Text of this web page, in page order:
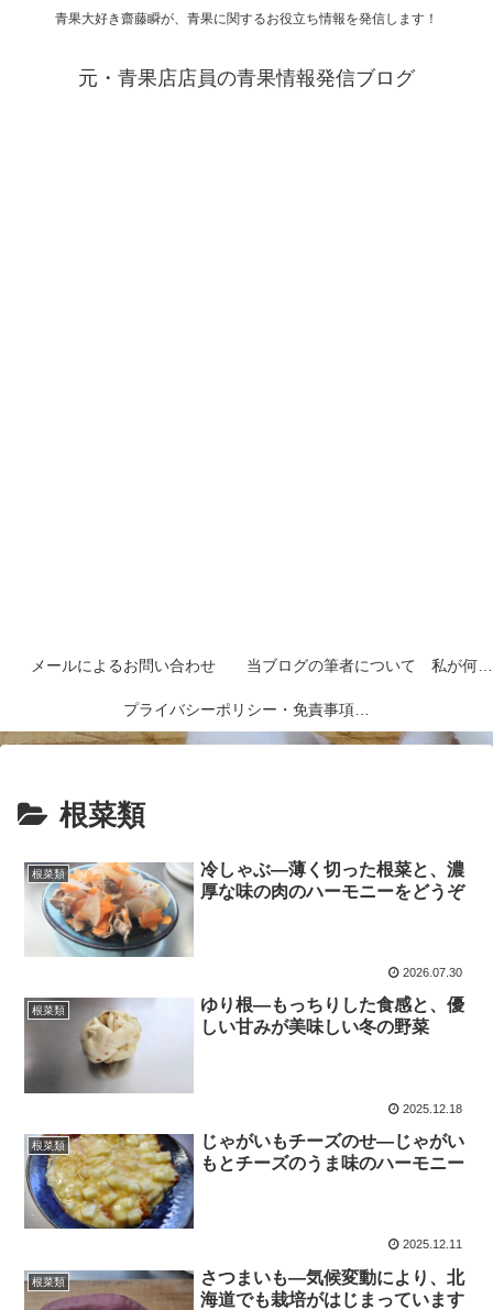
青果大好き齋藤瞬が、青果に関するお役立ち情報を発信します！
元・青果店店員の青果情報発信ブログ
メールによるお問い合わせ 当ブログの筆者について 私が何者なのかを紹介します
プライバシーポリシー・免責事項など
根菜類
根菜類
冷しゃぶ―薄く切った根菜と、濃
厚な味の肉のハーモニーをどうぞ
2026.07.30
根菜類
ゆり根―もっちりした食感と、優
しい甘みが美味しい冬の野菜
2025.12.18
根菜類
じゃがいもチーズのせ―じゃがい
もとチーズのうま味のハーモニー
2025.12.11
根菜類
さつまいも―気候変動により、北
海道でも栽培がはじまっています